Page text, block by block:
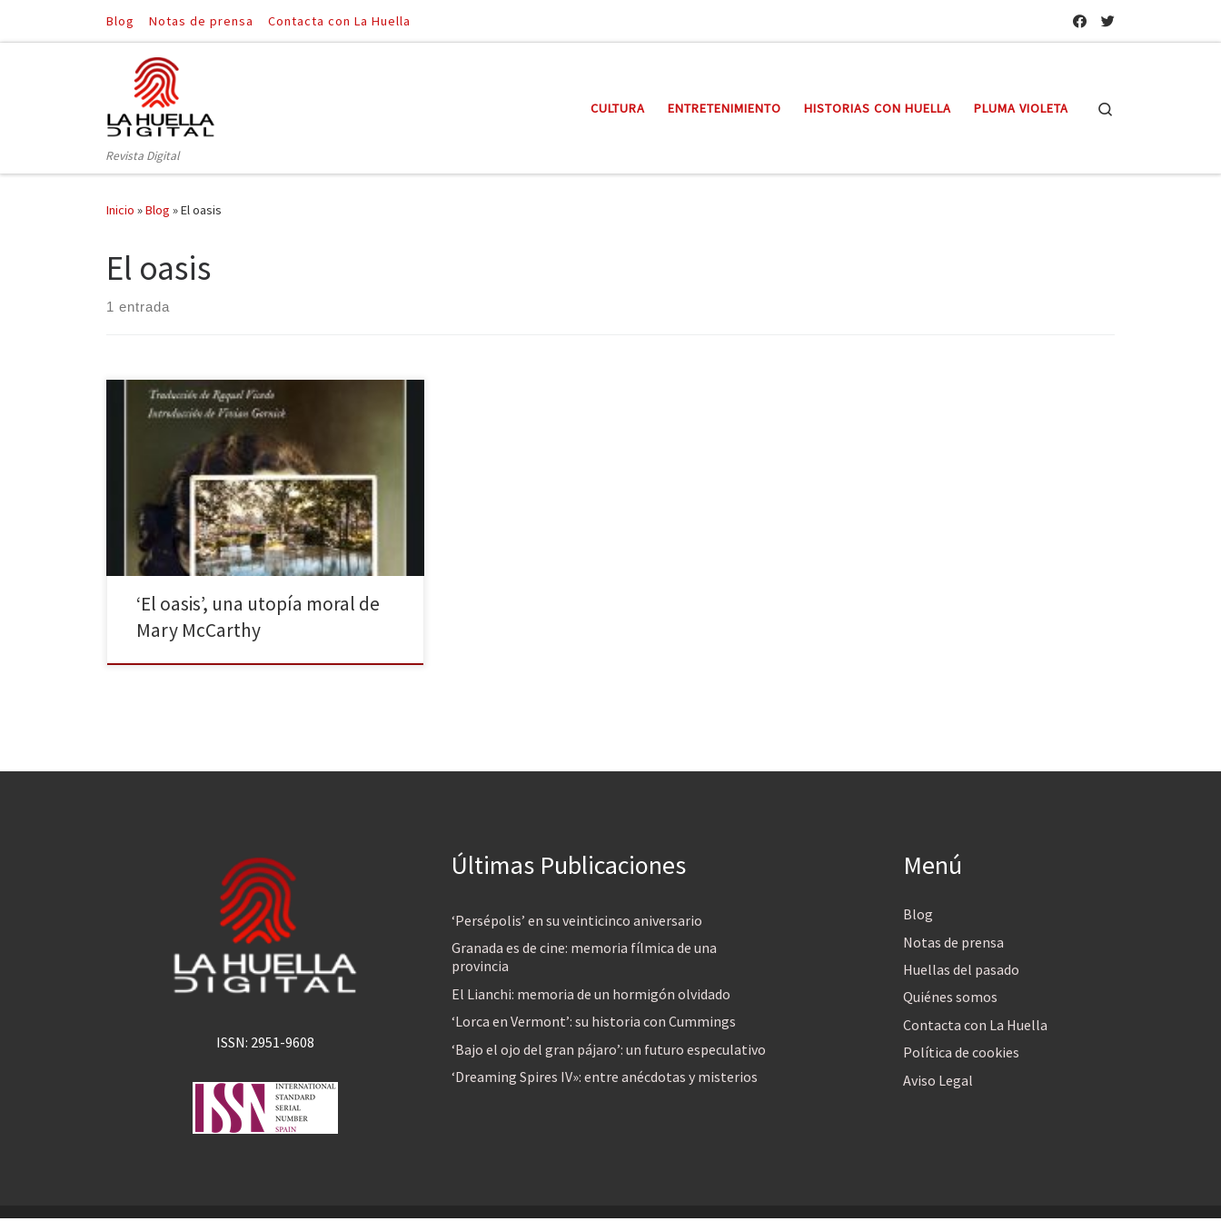
Saltar al contenido
Blog Notas de prensa Contacta con La Huella
Revista Digital
CULTURA ENTRETENIMIENTO HISTORIAS CON HUELLA PLUMA VIOLETA
Inicio »Blog »El oasis
El oasis
1 entrada
Cuando en 1949 Mary McCarthy estaba a punto de
publicar la novela El Oasis, muchos fueron los
personajes de la élite cultural estadounidense que
pusieron el grito en el cielo. Philip Rahv, de hecho,
consideró ponerle una demanda para impedir su
publicación. Rahv no estaba nada de acuerdo con que
McCarthy, […]
‘El oasis’, una utopía moral de
Mary McCarthy
ISSN: 2951-9608
Últimas Publicaciones
‘Persépolis’ en su veinticinco aniversario
Granada es de cine: memoria fílmica de una
provincia
El Lianchi: memoria de un hormigón olvidado
‘Lorca en Vermont’: su historia con Cummings
‘Bajo el ojo del gran pájaro’: un futuro especulativo
‘Dreaming Spires IV»: entre anécdotas y misterios
Menú
Blog
Notas de prensa
Huellas del pasado
Quiénes somos
Contacta con La Huella
Política de cookies
Aviso Legal